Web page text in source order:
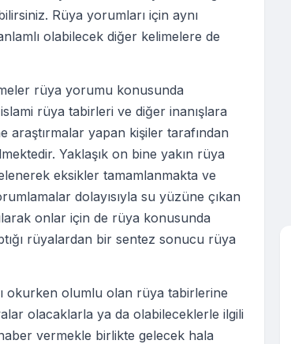
Rüya yorumları için aynı
olabilecek diğer kelimelere de
rüya yorumu konusunda
rüya tabirleri ve diğer inanışlara
araştırmalar yapan kişiler tarafından
Yaklaşık on bine yakın rüya
eksikler tamamlanmakta ve
dolayısıyla su yüzüne çıkan
onlar için de rüya konusunda
rüyalardan bir sentez sonucu rüya
okurken olumlu olan rüya tabirlerine
olacaklarla ya da olabileceklerle ilgili
vermekle birlikte gelecek hala